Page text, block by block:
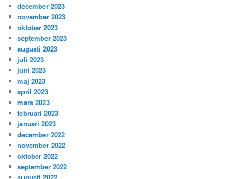
december 2023
november 2023
oktober 2023
september 2023
augusti 2023
juli 2023
juni 2023
maj 2023
april 2023
mars 2023
februari 2023
januari 2023
december 2022
november 2022
oktober 2022
september 2022